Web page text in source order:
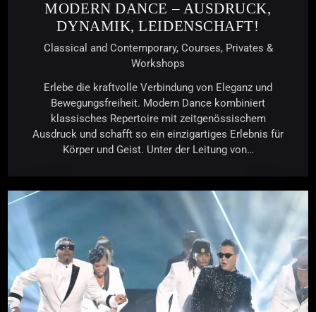
MODERN DANCE – AUSDRUCK,
DYNAMIK, LEIDENSCHAFT!
Classical and Contemporary, Courses, Privates &
Workshops
Erlebe die kraftvolle Verbindung von Eleganz und
Bewegungsfreiheit. Modern Dance kombiniert
klassisches Repertoire mit zeitgenössischem
Ausdruck und schafft so ein einzigartiges Erlebnis für
Körper und Geist. Unter der Leitung von…